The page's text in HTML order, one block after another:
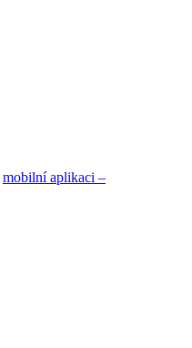
mobilní aplikaci –